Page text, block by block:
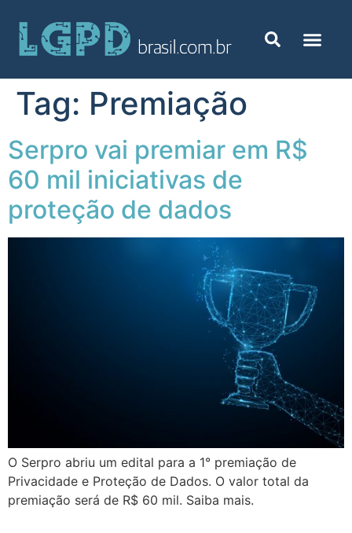
Tag: Premiação
Serpro vai premiar em R$
60 mil iniciativas de
proteção de dados
O Serpro abriu um edital para a 1° premiação de
Privacidade e Proteção de Dados. O valor total da
premiação será de R$ 60 mil. Saiba mais.